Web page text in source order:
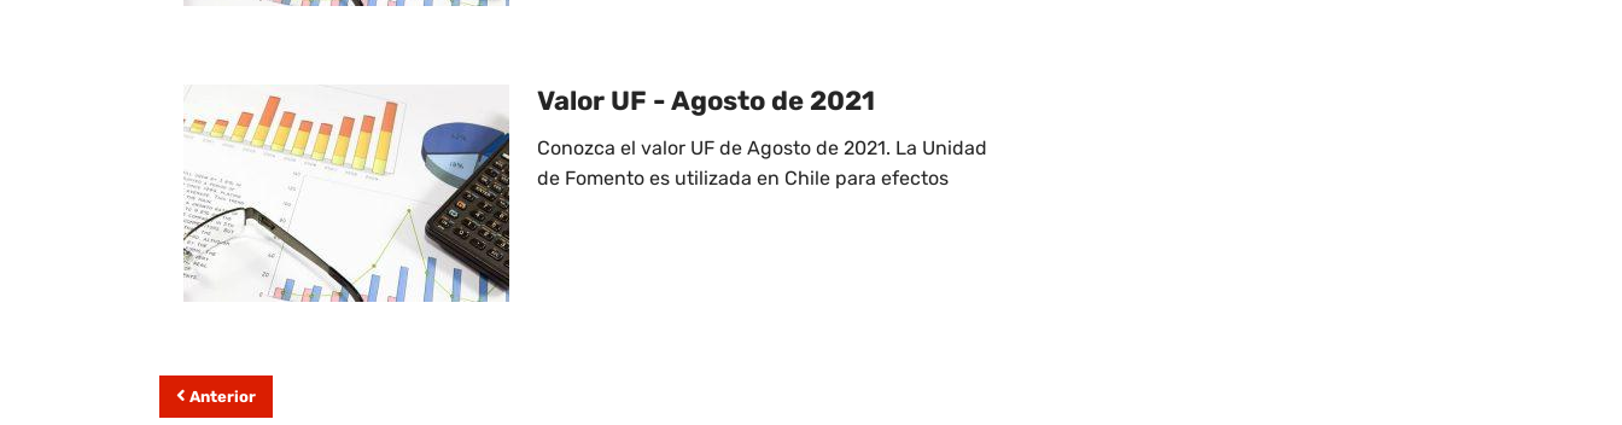
Valor UF - Agosto de 2021
Conozca el valor UF de Agosto de 2021. La Unidad
de Fomento es utilizada en Chile para efectos
Anterior